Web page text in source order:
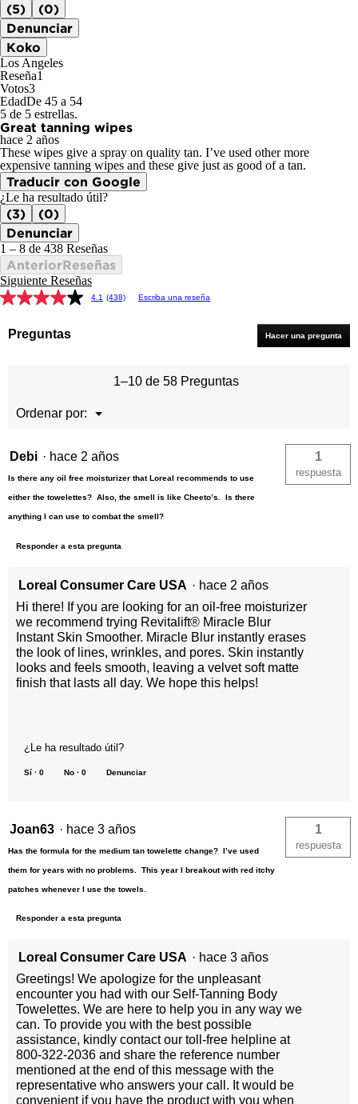
(5)
(0)
Denunciar
Koko
Los Angeles
Reseña1
Votos3
EdadDe 45 a 54
5 de 5 estrellas.
Great tanning wipes
hace 2 años
These wipes give a spray on quality tan. I’ve used other more
expensive tanning wipes and these give just as good of a tan.
Traducir con Google
¿Le ha resultado útil?
(3)
(0)
Denunciar
1 – 8 de 438 Reseñas
AnteriorReseñas
Siguiente Reseñas
4.1 (438) Escriba una reseña
Preguntas Hacer una pregunta
1–10 de 58 Preguntas
Ordenar por: ▼
M
ú
Debi · hace 2 años
Is there any oil free moisturizer that Loreal recommends to use
either the towelettes? Also, the smell is like Cheeto’s. Is there
anything I can use to combat the smell?
1
respuesta
Responder a esta pregunta
Loreal Consumer Care USA · hace 2 años
Hi there! If you are looking for an oil-free moisturizer
we recommend trying Revitalift® Miracle Blur
Instant Skin Smoother. Miracle Blur instantly erases
the look of lines, wrinkles, and pores. Skin instantly
looks and feels smooth, leaving a velvet soft matte
finish that lasts all day. We hope this helps!
¿Le ha resultado útil?
Sí · 0 No · 0 Denunciar
Joan63 · hace 3 años
Has the formula for the medium tan towelette change? I’ve used
them for years with no problems. This year I breakout with red itchy
patches whenever I use the towels.
1
respuesta
Responder a esta pregunta
Loreal Consumer Care USA · hace 3 años
Greetings! We apologize for the unpleasant
encounter you had with our Self-Tanning Body
Towelettes. We are here to help you in any way we
can. To provide you with the best possible
assistance, kindly contact our toll-free helpline at
800-322-2036 and share the reference number
mentioned at the end of this message with the
representative who answers your call. It would be
convenient if you have the product with you when